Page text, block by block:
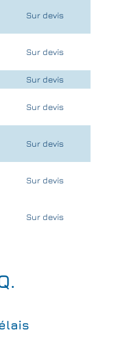
Sur devis
Sur devis
Sur devis
Sur devis
Sur devis
Sur devis
Sur devis